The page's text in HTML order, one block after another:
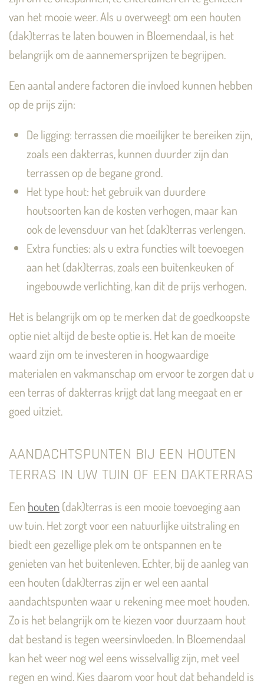
van het mooie weer. Als u overweegt om een houten
(dak)terras te laten bouwen in Bloemendaal, is het
belangrijk om de aannemersprijzen te begrijpen.
Een aantal andere factoren die invloed kunnen hebben
op de prijs zijn:
De ligging: terrassen die moeilijker te bereiken zijn,
zoals een dakterras, kunnen duurder zijn dan
terrassen op de begane grond.
Het type hout: het gebruik van duurdere
houtsoorten kan de kosten verhogen, maar kan
ook de levensduur van het (dak)terras verlengen.
Extra functies: als u extra functies wilt toevoegen
aan het (dak)terras, zoals een buitenkeuken of
ingebouwde verlichting, kan dit de prijs verhogen.
Het is belangrijk om op te merken dat de goedkoopste
optie niet altijd de beste optie is. Het kan de moeite
waard zijn om te investeren in hoogwaardige
materialen en vakmanschap om ervoor te zorgen dat u
een terras of dakterras krijgt dat lang meegaat en er
goed uitziet.
AANDACHTSPUNTEN BIJ EEN HOUTEN
TERRAS IN UW TUIN OF EEN DAKTERRAS
Een houten (dak)terras is een mooie toevoeging aan
uw tuin. Het zorgt voor een natuurlijke uitstraling en
biedt een gezellige plek om te ontspannen en te
genieten van het buitenleven. Echter, bij de aanleg van
een houten (dak)terras zijn er wel een aantal
aandachtspunten waar u rekening mee moet houden.
Zo is het belangrijk om te kiezen voor duurzaam hout
dat bestand is tegen weersinvloeden. In Bloemendaal
kan het weer nog wel eens wisselvallig zijn, met veel
regen en wind. Kies daarom voor hout dat behandeld is